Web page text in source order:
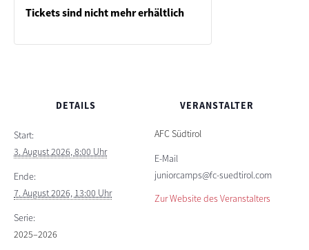
DETAILS
Start:
3. August 2026, 8:00 Uhr
Ende:
7. August 2026, 13:00 Uhr
Serie:
2025–2026
VERANSTALTER
AFC Südtirol
E-Mail
juniorcamps@fc-suedtirol.com
Zur Website des Veranstalters
Tickets sind nicht mehr erhältlich